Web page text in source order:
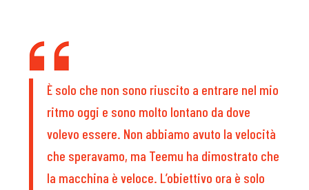
È solo che non sono riuscito a entrare nel mio
ritmo oggi e sono molto lontano da dove
volevo essere. Non abbiamo avuto la velocità
che speravamo, ma Teemu ha dimostrato che
la macchina è veloce. L’obiettivo ora è solo